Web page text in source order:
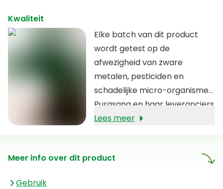
Kwaliteit
Elke batch van dit product
wordt getest op de
afwezigheid van zware
metalen, pesticiden en
schadelijke micro-organismen.
Purasana en haar leveranciers
zien er nauwkeurig op toe dat
worden die voldoen aan de
Lees meer
Meer info over dit product
Gebruik